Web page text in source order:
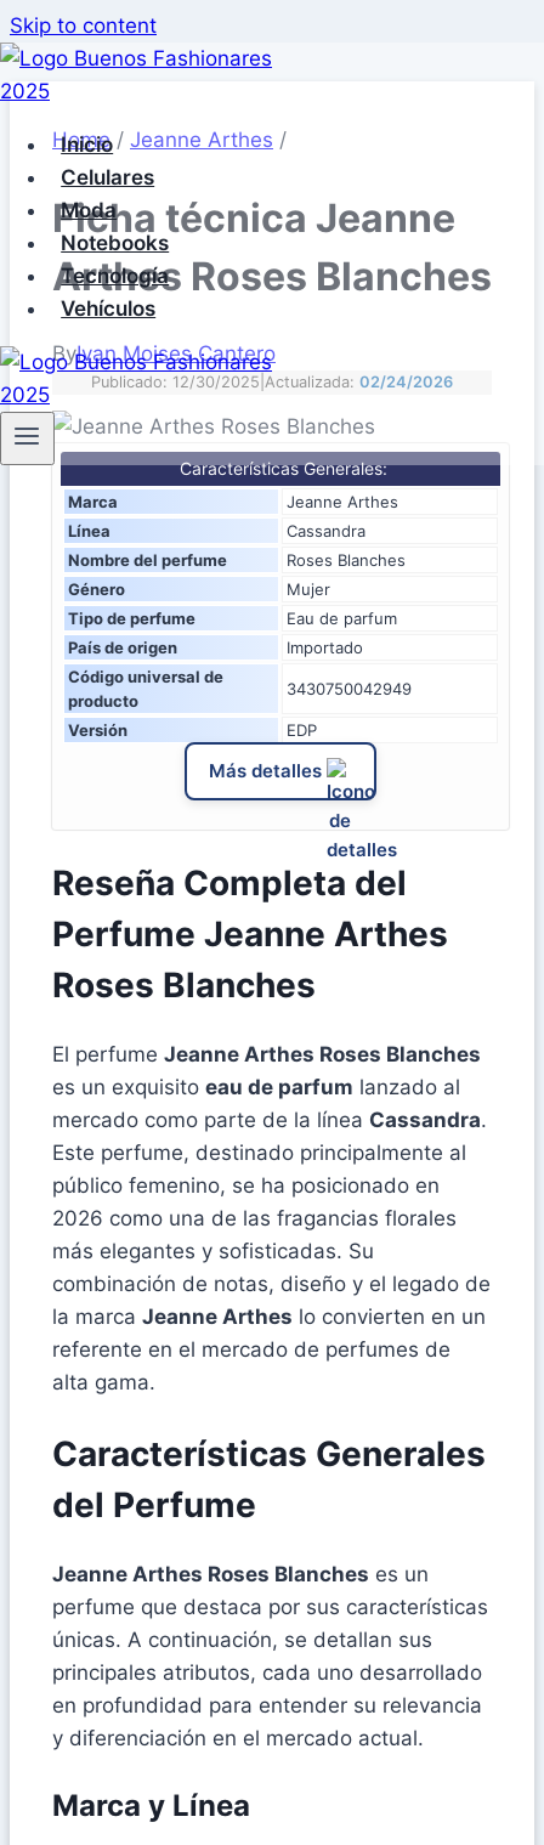
Skip to content
Inicio
Celulares
Moda
Notebooks
Tecnología
Vehículos
Home / Jeanne Arthes /
Ficha técnica Jeanne
Arthes Roses Blanches
ByIvan Moises Cantero
Publicado: 12/30/2025 Actualizada: 02/24/2026
Características Generales:
Marca
Jeanne Arthes
Línea
Cassandra
Nombre del perfume
Roses Blanches
Género
Mujer
Tipo de perfume
Eau de parfum
País de origen
Importado
Código universal de
producto
3430750042949
Versión EDP
Más detalles
Reseña Completa del
Perfume Jeanne Arthes
Roses Blanches
El perfume Jeanne Arthes Roses Blanches
es un exquisito eau de parfum lanzado al
mercado como parte de la línea Cassandra.
Este perfume, destinado principalmente al
público femenino, se ha posicionado en
2026 como una de las fragancias florales
más elegantes y sofisticadas. Su
combinación de notas, diseño y el legado de
la marca Jeanne Arthes lo convierten en un
referente en el mercado de perfumes de
alta gama.
Características Generales
del Perfume
Jeanne Arthes Roses Blanches es un
perfume que destaca por sus características
únicas. A continuación, se detallan sus
principales atributos, cada uno desarrollado
en profundidad para entender su relevancia
y diferenciación en el mercado actual.
Marca y Línea